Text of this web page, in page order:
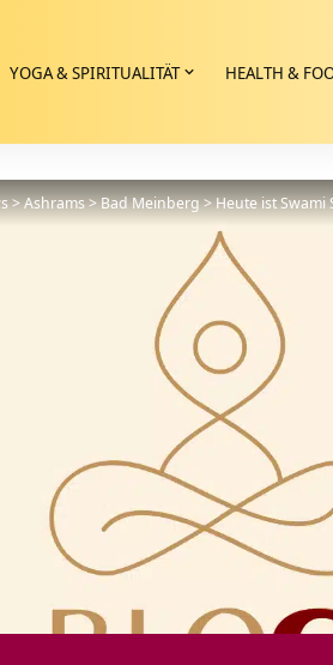
YOGA & SPIRITUALITÄT HEALTH &
>Ashrams>Bad Meinberg>Heute ist Swami